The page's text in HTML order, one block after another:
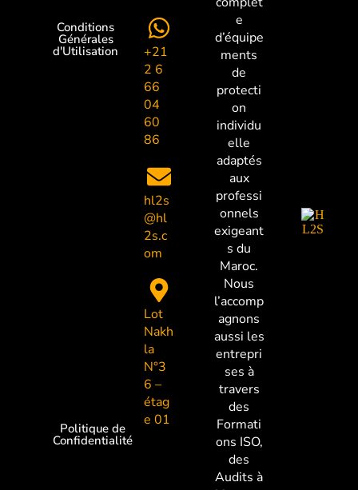
e
d’équipe
ments
de
protecti
on
individu
elle
adaptés
aux
professi
onnels
exigeant
s du
Maroc.
Nous
l’accomp
agnons
aussi les
entrepri
ses à
travers
des
Formati
ons ISO,
des
Audits à
+21
2 6
66
04
60
86
hl2s
@hl
2s.c
om
Lot
Nakh
la
N°3
6 –
étag
e 01
Conditions
Générales
d'Utilisation
Politique de
Confidentialité